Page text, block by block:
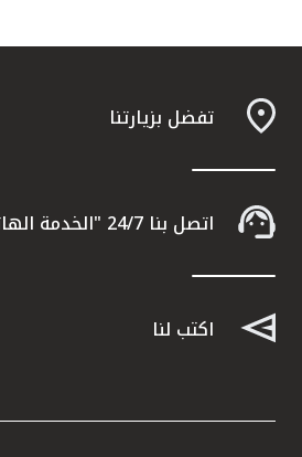
تفضل بزيارتنا
اتصل بنا 24/7 "الخدمة الهاتفية" 1803333
اكتب لنا